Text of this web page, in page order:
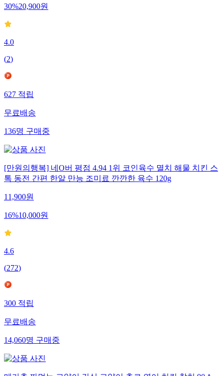
30%20,900원
4.0
(2)
627적립
무료배송
136명구매중
[만원의행복] 네O버 평점 4.94 1위 코인육수 멸치 해물 치킨 스
톡 동전 간편 한알 만능 조미료 깐깐한 육수 120g
11,900원
16%10,000원
4.6
(272)
300적립
무료배송
14,060명구매중